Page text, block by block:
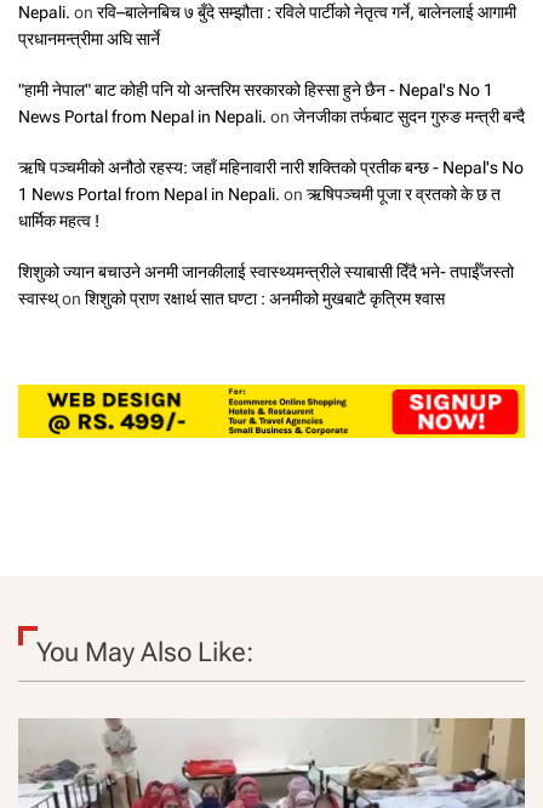
Nepali. on रवि–बालेनबिच ७ बुँदे सम्झौता : रविले पार्टीको नेतृत्व गर्ने, बालेनलाई आगामी
प्रधानमन्त्रीमा अघि सार्ने
"हामी नेपाल" बाट कोही पनि यो अन्तरिम सरकारको हिस्सा हुने छैन - Nepal's No 1
News Portal from Nepal in Nepali. on जेनजीका तर्फबाट सुदन गुरुङ मन्त्री बन्दै
ऋषि पञ्चमीको अनौठो रहस्य: जहाँ महिनावारी नारी शक्तिको प्रतीक बन्छ - Nepal's No
1 News Portal from Nepal in Nepali. on ऋषिपञ्चमी पूजा र व्रतको के छ त
धार्मिक महत्व !
शिशुको ज्यान बचाउने अनमी जानकीलाई स्वास्थ्यमन्त्रीले स्याबासी दिँदै भने- तपाईँजस्तो
स्वास्थ्on शिशुको प्राण रक्षार्थ सात घण्टा : अनमीको मुखबाटै कृत्रिम श्वास
You May Also Like: